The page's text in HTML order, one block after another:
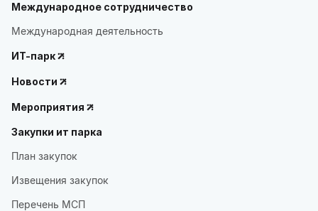
Международное сотрудничество
Международная деятельность
ИТ-парк
Новости
Мероприятия
Закупки ит парка
План закупок
Извещения закупок
Перечень МСП